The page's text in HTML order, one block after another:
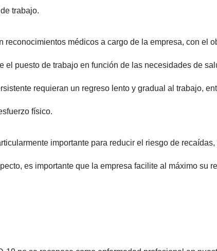
trabajo.
reconocimientos médicos a cargo de la empresa, con el
el puesto de trabajo en función de las necesidades de
requieran un regreso lento y gradual al trabajo,
físico.
importante para reducir el riesgo de
es importante que la empresa facilite al máximo su